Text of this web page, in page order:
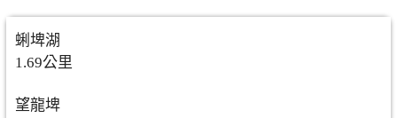
蜊埤湖
1.69公里
望龍埤